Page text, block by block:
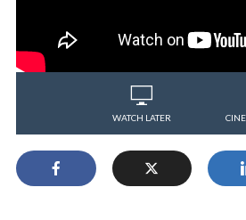
WATCH LATER